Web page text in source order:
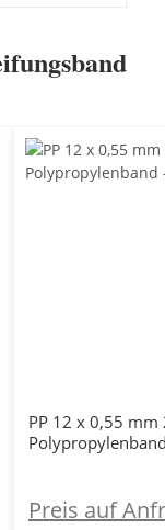
PP 12 x 0,55
Preis auf